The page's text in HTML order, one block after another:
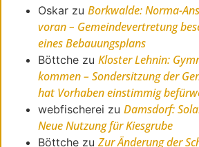
Oskar zu Borkwalde: Norma-
voran – Gemeindevertretung
eines Bebauungsplans
Böttche zu Kloster Lehnin:
kommen – Sondersitzung der
hat Vorhaben einstimmig
webfischerei zu Damsdorf:
Neue Nutzung für Kiesgrube
Böttche zuZur Änderung der